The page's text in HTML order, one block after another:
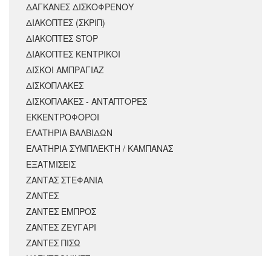
ΔΑΓΚΑΝΕΣ ΔΙΣΚΟΦΡΕΝΟΥ
ΔΙΑΚΟΠΤΕΣ (ΣΚΡΙΠ)
ΔΙΑΚΟΠΤΕΣ STOP
ΔΙΑΚΟΠΤΕΣ ΚΕΝΤΡΙΚΟΙ
ΔΙΣΚΟΙ ΑΜΠΡΑΓΙΑΖ
ΔΙΣΚΟΠΛΑΚΕΣ
ΔΙΣΚΟΠΛΑΚΕΣ - ΑΝΤΑΠΤΟΡΕΣ
ΕΚΚΕΝΤΡΟΦΟΡΟΙ
ΕΛΑΤΗΡΙΑ ΒΑΛΒΙΔΩΝ
ΕΛΑΤΗΡΙΑ ΣΥΜΠΛΕΚΤΗ / ΚΑΜΠΑΝΑΣ
ΕΞΑΤΜΙΣΕΙΣ
ΖΑΝΤΑΣ ΣΤΕΦΑΝΙΑ
ΖΑΝΤΕΣ
ΖΑΝΤΕΣ ΕΜΠΡΟΣ
ΖΑΝΤΕΣ ΖΕΥΓΑΡΙ
ΖΑΝΤΕΣ ΠΙΣΩ